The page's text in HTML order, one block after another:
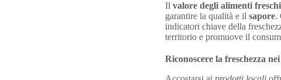
Il valore degli alimenti freschi
garantire la qualità e il sapore.
indicatori chiave della
territorio e promuove il
Riconoscere la freschezza